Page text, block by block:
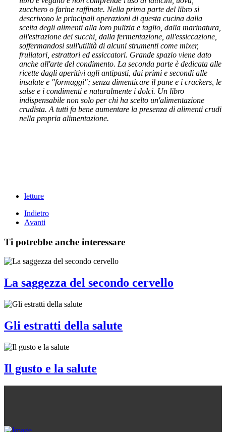
zucchero o farine raffinate. Nella prima parte del libro si
descrivono le principali operazioni di questa cucina dalla
scelta degli alimenti alla loro pulizia e taglio, dalla marinatura,
all'estrazione dei succhi, dalla fermentazione, all'essiccazione,
soffermandosi sull'utilità di alcuni strumenti come mixer,
frullatori, estrattori ed essiccatori. Grande spazio viene dato
anche all'arte del condimento. La seconda parte è dedicata alle
ricette dagli aperitivi agli antipasti, dai primi e secondi alle
insalate e "formaggi"; senza dimenticare il pane e i crackers, le
salse e i condimenti e naturalmente i dolci. Un libro
indispensabile non solo per chi ha scelto un'alimentazione
crudista. A tutti fa bene aumentare la presenza di alimenti crudi
nella propria alimentazione.
letture
Indietro
Avanti
Ti potrebbe anche interessare
La saggezza del secondo cervello
Gli estratti della salute
Il gusto e la salute